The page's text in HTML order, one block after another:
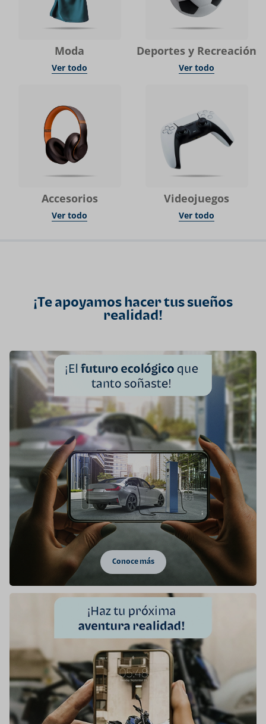
Moda
Ver todo
Deportes y Recreación
Ver todo
Accesorios
Ver todo
Videojuegos
Ver todo
¡Te apoyamos hacer tus sueños
realidad!
Conoce más